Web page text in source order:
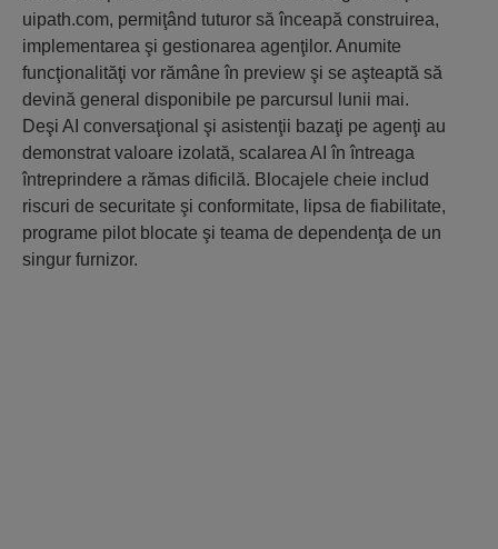
uipath.com, permiţând tuturor să înceapă construirea,
implementarea şi gestionarea agenţilor. Anumite
funcţionalităţi vor rămâne în preview şi se aşteaptă să
devină general disponibile pe parcursul lunii mai.
Deşi AI conversaţional şi asistenţii bazaţi pe agenţi au
demonstrat valoare izolată, scalarea AI în întreaga
întreprindere a rămas dificilă. Blocajele cheie includ
riscuri de securitate şi conformitate, lipsa de fiabilitate,
programe pilot blocate şi teama de dependenţa de un
singur furnizor.